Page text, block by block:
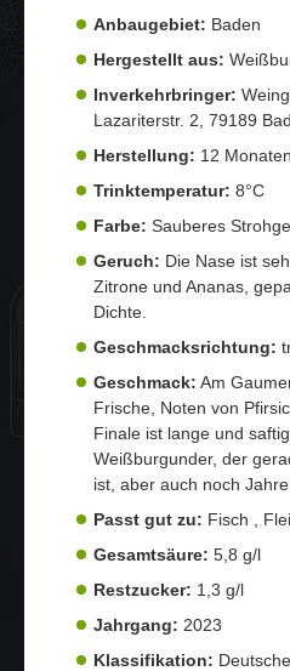
Anbaugebiet: Baden
Hergestellt aus:
Inverkehrbringer:
Lazariterstr. 2, 79189
Herstellung: 12
Trinktemperatur: 8°C
Farbe: Sauberes
Geruch: Die Nase ist
Zitrone und Ananas,
Dichte.
Geschmacksrichtung:
Geschmack: Am
Frische, Noten von
Finale ist lange und
Weißburgunder, der
ist, aber auch noch
Passt gut zu: Fisch ,
Gesamtsäure: 5,8 g/l
Restzucker: 1,3 g/l
Jahrgang: 2023
Klassifikation: